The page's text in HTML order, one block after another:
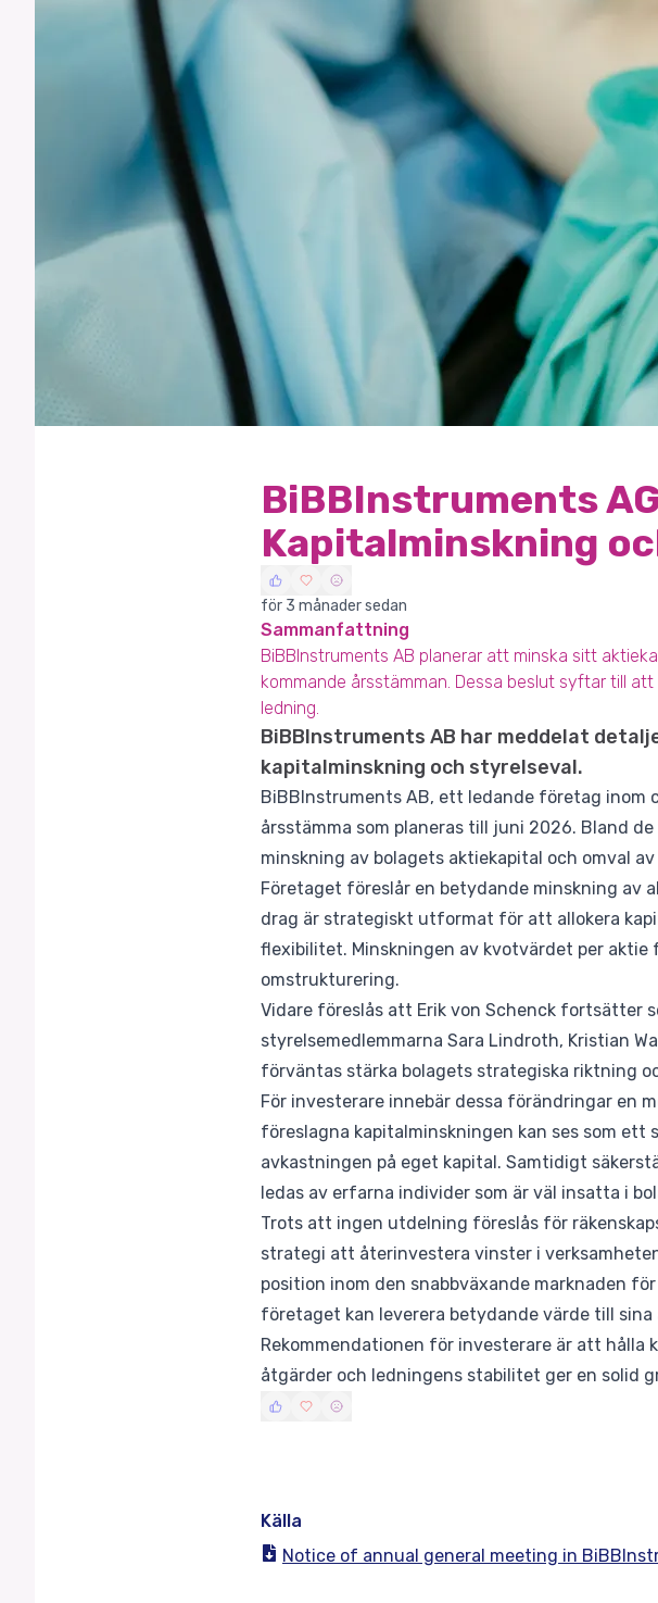
BiBBInstruments
Kapitalminskning
för 3 månader sedan
Sammanfattning
BiBBInstruments AB planerar att minska sitt
kommande årsstämman. Dessa beslut syftar till
ledning.
BiBBInstruments AB har meddelat
kapitalminskning och styrelseval.
BiBBInstruments AB, ett ledande företag
årsstämma som planeras till juni 2026. Bland
minskning av bolagets aktiekapital och omval
Företaget föreslår en betydande minskning av
drag är strategiskt utformat för att allokera
flexibilitet. Minskningen av kvotvärdet per aktie
omstrukturering.
Vidare föreslås att Erik von Schenck fortsätter
styrelsemedlemmarna Sara Lindroth, Kristian
förväntas stärka bolagets strategiska riktning
För investerare innebär dessa förändringar en
föreslagna kapitalminskningen kan ses som
avkastningen på eget kapital. Samtidigt
ledas av erfarna individer som är väl insatta i
Trots att ingen utdelning föreslås för
strategi att återinvestera vinster i
position inom den snabbväxande marknaden
företaget kan leverera betydande värde till sina
Rekommendationen för investerare är att hålla
åtgärder och ledningens stabilitet ger en solid
Källa
Notice of annual general meeting in